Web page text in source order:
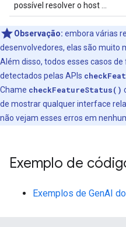
possível resolver o host ...
Observação: embora várias
desenvolvedores, elas são muito
Além disso, todos esses casos
detectados pelas APIs
Chame checkFeatureStatus()
de mostrar qualquer interface
não vejam esses erros em
Exemplo de
Exemplos de GenAI